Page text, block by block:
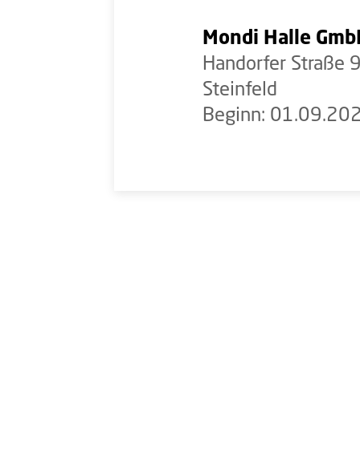
Mondi Halle
Handorfer Straße
Steinfeld
Beginn: